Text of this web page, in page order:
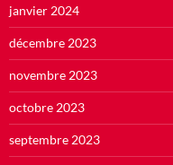
janvier 2024
décembre 2023
novembre 2023
octobre 2023
septembre 2023